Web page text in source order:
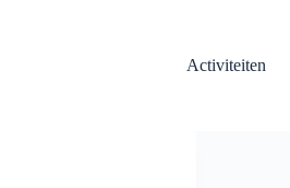
Activiteiten